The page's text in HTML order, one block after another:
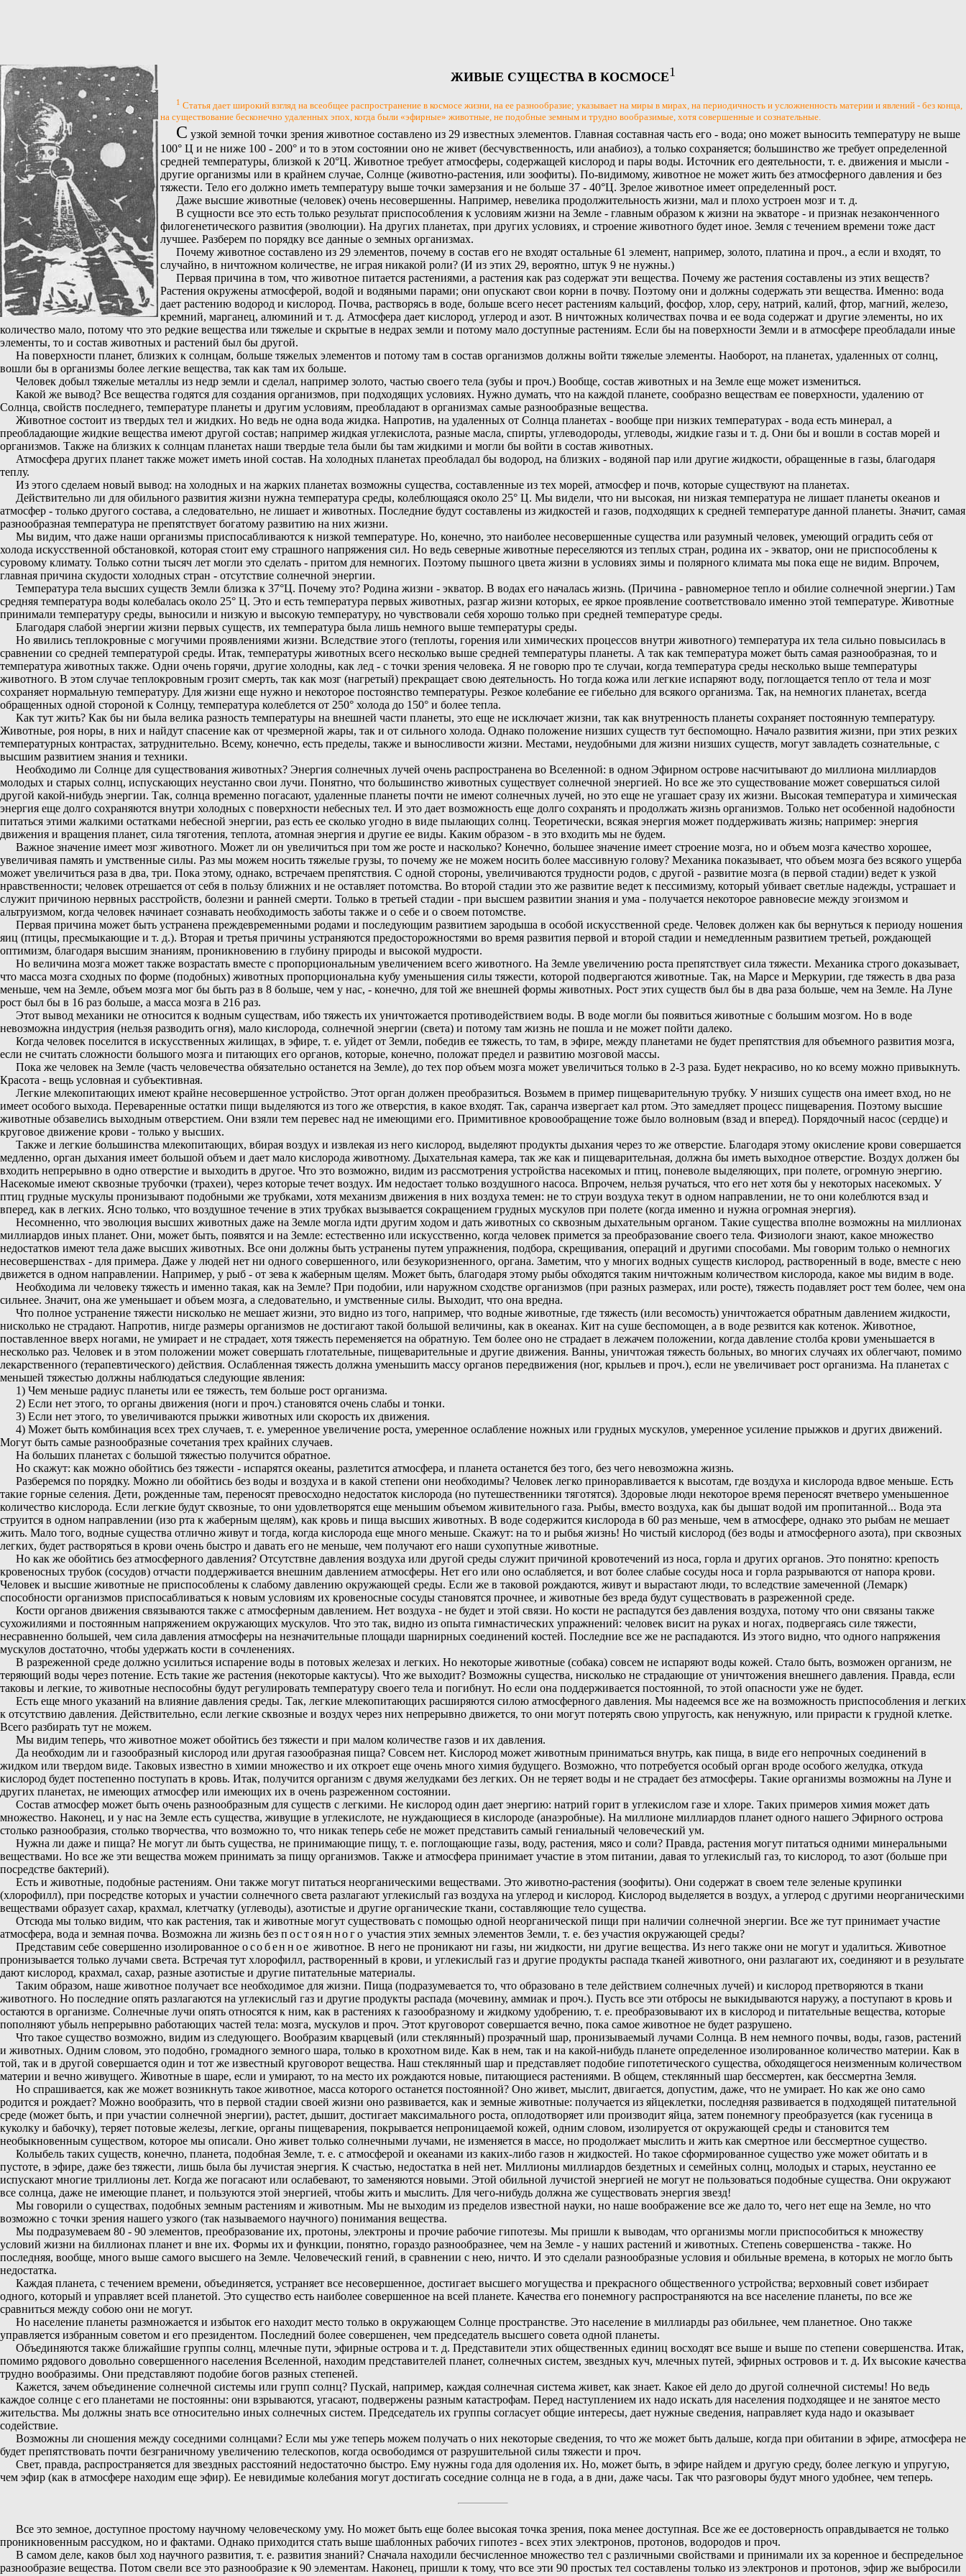
ЖИВЫЕ СУЩЕСТВА В КОСМОСЕ1
1 Статья дает широкий взгляд на всеобщее распространение в космосе жизни, на ее разнообразие; указывает на миры в мирах, на периодичность и усложненность материи и явлений - без конца,
на существование бесконечно удаленных эпох, когда были «эфирные» животные, не подобные земным и трудно вообразимые, хотя совершенные и сознательные.
С узкой земной точки зрения животное составлено из 29 известных элементов. Главная составная часть его - вода; оно может выносить температуру не выше
100° Ц и не ниже 100 - 200° и то в этом состоянии оно не живет (бесчувственность, или анабиоз), а только сохраняется; большинство же требует определенной
средней температуры, близкой к 20°Ц. Животное требует атмосферы, содержащей кислород и пары воды. Источник его деятельности, т. е. движения и мысли -
другие организмы или в крайнем случае, Солнце (животно-растения, или зоофиты). По-видимому, животное не может жить без атмосферного давления и без
тяжести. Тело его должно иметь температуру выше точки замерзания и не больше 37 - 40°Ц. Зрелое животное имеет определенный рост.
Даже высшие животные (человек) очень несовершенны. Например, невелика продолжительность жизни, мал и плохо устроен мозг и т. д.
В сущности все это есть только результат приспособления к условиям жизни на Земле - главным образом к жизни на экваторе - и признак незаконченного
филогенетического развития (эволюции). На других планетах, при других условиях, и строение животного будет иное. Земля с течением времени тоже даст
лучшее. Разберем по порядку все данные о земных организмах.
Почему животное составлено из 29 элементов, почему в состав его не входят остальные 61 элемент, например, золото, платина и проч., а если и входят, то
случайно, в ничтожном количестве, не играя никакой роли? (И из этих 29, вероятно, штук 9 не нужны.)
Первая причина в том, что животное питается растениями, а растения как раз содержат эти вещества. Почему же растения составлены из этих веществ?
Растения окружены атмосферой, водой и водяными парами; они опускают свои корни в почву. Поэтому они и должны содержать эти вещества. Именно: вода
дает растению водород и кислород. Почва, растворясь в воде, больше всего несет растениям кальций, фосфор, хлор, серу, натрий, калий, фтор, магний, железо,
кремний, марганец, алюминий и т. д. Атмосфера дает кислород, углерод и азот. В ничтожных количествах почва и ее вода содержат и другие элементы, но их
количество мало, потому что это редкие вещества или тяжелые и скрытые в недрах земли и потому мало доступные растениям. Если бы на поверхности Земли и в атмосфере преобладали иные
элементы, то и состав животных и растений был бы другой.
На поверхности планет, близких к солнцам, больше тяжелых элементов и потому там в состав организмов должны войти тяжелые элементы. Наоборот, на планетах, удаленных от солнц,
вошли бы в организмы более легкие вещества, так как там их больше.
Человек добыл тяжелые металлы из недр земли и сделал, например золото, частью своего тела (зубы и проч.) Вообще, состав животных и на Земле еще может измениться.
Какой же вывод? Все вещества годятся для создания организмов, при подходящих условиях. Нужно думать, что на каждой планете, сообразно веществам ее поверхности, удалению от
Солнца, свойств последнего, температуре планеты и другим условиям, преобладают в организмах самые разнообразные вещества.
Животное состоит из твердых тел и жидких. Но ведь не одна вода жидка. Напротив, на удаленных от Солнца планетах - вообще при низких температурах - вода есть минерал, а
преобладающие жидкие вещества имеют другой состав; например жидкая углекислота, разные масла, спирты, углеводороды, углеводы, жидкие газы и т. д. Они бы и вошли в состав морей и
организмов. Также на близких к солнцам планетах наши твердые тела были бы там жидкими и могли бы войти в состав животных.
Атмосфера других планет также может иметь иной состав. На холодных планетах преобладал бы водород, на близких - водяной пар или другие жидкости, обращенные в газы, благодаря
теплу.
Из этого сделаем новый вывод: на холодных и на жарких планетах возможны существа, составленные из тех морей, атмосфер и почв, которые существуют на планетах.
Действительно ли для обильного развития жизни нужна температура среды, колеблющаяся около 25° Ц. Мы видели, что ни высокая, ни низкая температура не лишает планеты океанов и
атмосфер - только другого состава, а следовательно, не лишает и животных. Последние будут составлены из жидкостей и газов, подходящих к средней температуре данной планеты. Значит, самая
разнообразная температура не препятствует богатому развитию на них жизни.
Мы видим, что даже наши организмы приспосабливаются к низкой температуре. Но, конечно, это наиболее несовершенные существа или разумный человек, умеющий оградить себя от
холода искусственной обстановкой, которая стоит ему страшного напряжения сил. Но ведь северные животные переселяются из теплых стран, родина их - экватор, они не приспособлены к
суровому климату. Только сотни тысяч лет могли это сделать - притом для немногих. Поэтому пышного цвета жизни в условиях зимы и полярного климата мы пока еще не видим. Впрочем,
главная причина скудости холодных стран - отсутствие солнечной энергии.
Температура тела высших существ Земли близка к 37°Ц. Почему это? Родина жизни - экватор. В водах его началась жизнь. (Причина - равномерное тепло и обилие солнечной энергии.) Там
средняя температура воды колебалась около 25° Ц. Это и есть температура первых животных, разгар жизни которых, ее яркое проявление соответствовало именно этой температуре. Животные
принимали температуру среды, выносили и низкую и высокую температуру, но чувствовали себя хорошо только при средней температуре среды.
Благодаря слабой энергии жизни первых существ, их температура была лишь немного выше температуры среды.
Но явились теплокровные с могучими проявлениями жизни. Вследствие этого (теплоты, горения или химических процессов внутри животного) температура их тела сильно повысилась в
сравнении со средней температурой среды. Итак, температуры животных всего несколько выше средней температуры планеты. А так как температура может быть самая разнообразная, то и
температура животных также. Одни очень горячи, другие холодны, как лед - с точки зрения человека. Я не говорю про те случаи, когда температура среды несколько выше температуры
животного. В этом случае теплокровным грозит смерть, так как мозг (нагретый) прекращает свою деятельность. Но тогда кожа или легкие испаряют воду, поглощается тепло от тела и мозг
сохраняет нормальную температуру. Для жизни еще нужно и некоторое постоянство температуры. Резкое колебание ее гибельно для всякого организма. Так, на немногих планетах, всегда
обращенных одной стороной к Солнцу, температура колеблется от 250° холода до 150° и более тепла.
Как тут жить? Как бы ни была велика разность температуры на внешней части планеты, это еще не исключает жизни, так как внутренность планеты сохраняет постоянную температуру.
Животные, роя норы, в них и найдут спасение как от чрезмерной жары, так и от сильного холода. Однако положение низших существ тут беспомощно. Начало развития жизни, при этих резких
температурных контрастах, затруднительно. Всему, конечно, есть пределы, также и выносливости жизни. Местами, неудобными для жизни низших существ, могут завладеть сознательные, с
высшим развитием знания и техники.
Необходимо ли Солнце для существования животных? Энергия солнечных лучей очень распространена во Вселенной: в одном Эфирном острове насчитывают до миллиона миллиардов
молодых и старых солнц, испускающих неустанно свои лучи. Понятно, что большинство животных существует солнечной энергией. Но все же это существование может совершаться силой
другой какой-нибудь энергии. Так, солнца временно погасают, удаленные планеты почти не имеют солнечных лучей, но это еще не угашает сразу их жизни. Высокая температура и химическая
энергия еще долго сохраняются внутри холодных с поверхности небесных тел. И это дает возможность еще долго сохранять и продолжать жизнь организмов. Только нет особенной надобности
питаться этими жалкими остатками небесной энергии, раз есть ее сколько угодно в виде пылающих солнц. Теоретически, всякая энергия может поддерживать жизнь; например: энергия
движения и вращения планет, сила тяготения, теплота, атомная энергия и другие ее виды. Каким образом - в это входить мы не будем.
Важное значение имеет мозг животного. Может ли он увеличиться при том же росте и насколько? Конечно, большее значение имеет строение мозга, но и объем мозга качество хорошее,
увеличивая память и умственные силы. Раз мы можем носить тяжелые грузы, то почему же не можем носить более массивную голову? Механика показывает, что объем мозга без всякого ущерба
может увеличиться раза в два, три. Пока этому, однако, встречаем препятствия. С одной стороны, увеличиваются трудности родов, с другой - развитие мозга (в первой стадии) ведет к узкой
нравственности; человек отрешается от себя в пользу ближних и не оставляет потомства. Во второй стадии это же развитие ведет к пессимизму, который убивает светлые надежды, устрашает и
служит причиною нервных расстройств, болезни и ранней смерти. Только в третьей стадии - при высшем развитии знания и ума - получается некоторое равновесие между эгоизмом и
альтруизмом, когда человек начинает сознавать необходимость заботы также и о себе и о своем потомстве.
Первая причина может быть устранена преждевременными родами и последующим развитием зародыша в особой искусственной среде. Человек должен как бы вернуться к периоду ношения
яиц (птицы, пресмыкающие и т. д.). Вторая и третья причины устраняются предосторожностями во время развития первой и второй стадии и немедленным развитием третьей, рождающей
оптимизм, благодаря высшим знаниям, проникновению в глубину природы и высокой мудрости.
Но величина мозга может также возрастать вместе с пропорциональным увеличением всего животного. На Земле увеличению роста препятствует сила тяжести. Механика строго доказывает,
что масса мозга сходных по форме (подобных) животных пропорциональна кубу уменьшения силы тяжести, которой подвергаются животные. Так, на Марсе и Меркурии, где тяжесть в два раза
меньше, чем на Земле, объем мозга мог бы быть раз в 8 больше, чем у нас, - конечно, для той же внешней формы животных. Рост этих существ был бы в два раза больше, чем на Земле. На Луне
рост был бы в 16 раз больше, а масса мозга в 216 раз.
Этот вывод механики не относится к водным существам, ибо тяжесть их уничтожается противодействием воды. В воде могли бы появиться животные с большим мозгом. Но в воде
невозможна индустрия (нельзя разводить огня), мало кислорода, солнечной энергии (света) и потому там жизнь не пошла и не может пойти далеко.
Когда человек поселится в искусственных жилищах, в эфире, т. е. уйдет от Земли, победив ее тяжесть, то там, в эфире, между планетами не будет препятствия для объемного развития мозга,
если не считать сложности большого мозга и питающих его органов, которые, конечно, положат предел и развитию мозговой массы.
Пока же человек на Земле (часть человечества обязательно останется на Земле), до тех пор объем мозга может увеличиться только в 2-3 раза. Будет некрасиво, но ко всему можно привыкнуть.
Красота - вещь условная и субъективная.
Легкие млекопитающих имеют крайне несовершенное устройство. Этот орган должен преобразиться. Возьмем в пример пищеварительную трубку. У низших существ она имеет вход, но не
имеет особого выхода. Переваренные остатки пищи выделяются из того же отверстия, в какое входят. Так, саранча извергает кал ртом. Это замедляет процесс пищеварения. Поэтому высшие
животные обзавелись выходным отверстием. Они взяли тем перевес над не имеющими его. Примитивное кровообращение тоже было волновым (взад и вперед). Порядочный насос (сердце) и
круговое движение крови - только у высших.
Также и легкие большинства млекопитающих, вбирая воздух и извлекая из него кислород, выделяют продукты дыхания через то же отверстие. Благодаря этому окисление крови совершается
медленно, орган дыхания имеет большой объем и дает мало кислорода животному. Дыхательная камера, так же как и пищеварительная, должна бы иметь выходное отверстие. Воздух должен бы
входить непрерывно в одно отверстие и выходить в другое. Что это возможно, видим из рассмотрения устройства насекомых и птиц, поневоле выделяющих, при полете, огромную энергию.
Насекомые имеют сквозные трубочки (трахеи), через которые течет воздух. Им недостает только воздушного насоса. Впрочем, нельзя ручаться, что его нет хотя бы у некоторых насекомых. У
птиц грудные мускулы пронизывают подобными же трубками, хотя механизм движения в них воздуха темен: не то струи воздуха текут в одном направлении, не то они колеблются взад и
вперед, как в легких. Ясно только, что воздушное течение в этих трубках вызывается сокращением грудных мускулов при полете (когда именно и нужна огромная энергия).
Несомненно, что эволюция высших животных даже на Земле могла идти другим ходом и дать животных со сквозным дыхательным органом. Такие существа вполне возможны на миллионах
миллиардов иных планет. Они, может быть, появятся и на Земле: естественно или искусственно, когда человек примется за преобразование своего тела. Физиологи знают, какое множество
недостатков имеют тела даже высших животных. Все они должны быть устранены путем упражнения, подбора, скрещивания, операций и другими способами. Мы говорим только о немногих
несовершенствах - для примера. Даже у людей нет ни одного совершенного, или безукоризненного, органа. Заметим, что у многих водных существ кислород, растворенный в воде, вместе с нею
движется в одном направлении. Например, у рыб - от зева к жаберным щелям. Может быть, благодаря этому рыбы обходятся таким ничтожным количеством кислорода, какое мы видим в воде.
Необходима ли человеку тяжесть и именно такая, как на Земле? При подобии, или наружном сходстве организмов (при разных размерах, или росте), тяжесть подавляет рост тем более, чем она
сильнее. Значит, она же уменьшает и объем мозга, а следовательно, и умственные силы. Выходит, что она вредна.
Что полное устранение тяжести нисколько не мешает жизни, это видно из того, например, что водные животные, где тяжесть (или весомость) уничтожается обратным давлением жидкости,
нисколько не страдают. Напротив, нигде размеры организмов не достигают такой большой величины, как в океанах. Кит на суше беспомощен, а в воде резвится как котенок. Животное,
поставленное вверх ногами, не умирает и не страдает, хотя тяжесть переменяется на обратную. Тем более оно не страдает в лежачем положении, когда давление столба крови уменьшается в
несколько раз. Человек и в этом положении может совершать глотательные, пищеварительные и другие движения. Ванны, уничтожая тяжесть больных, во многих случаях их облегчают, помимо
лекарственного (терапевтического) действия. Ослабленная тяжесть должна уменьшить массу органов передвижения (ног, крыльев и проч.), если не увеличивает рост организма. На планетах с
меньшей тяжестью должны наблюдаться следующие явления:
1) Чем меньше радиус планеты или ее тяжесть, тем больше рост организма.
2) Если нет этого, то органы движения (ноги и проч.) становятся очень слабы и тонки.
3) Если нет этого, то увеличиваются прыжки животных или скорость их движения.
4) Может быть комбинация всех трех случаев, т. е. умеренное увеличение роста, умеренное ослабление ножных или грудных мускулов, умеренное усиление прыжков и других движений.
Могут быть самые разнообразные сочетания трех крайних случаев.
На больших планетах с большой тяжестью получится обратное.
Но скажут: как можно обойтись без тяжести - испарятся океаны, разлетится атмосфера, и планета останется без того, без чего невозможна жизнь.
Разберемся по порядку. Можно ли обойтись без воды и воздуха и в какой степени они необходимы? Человек легко приноравливается к высотам, где воздуха и кислорода вдвое меньше. Есть
такие горные селения. Дети, рожденные там, переносят превосходно недостаток кислорода (но путешественники тяготятся). Здоровые люди некоторое время переносят вчетверо уменьшенное
количество кислорода. Если легкие будут сквозные, то они удовлетворятся еще меньшим объемом живительного газа. Рыбы, вместо воздуха, как бы дышат водой им пропитанной... Вода эта
струится в одном направлении (изо рта к жаберным щелям), как кровь и пища высших животных. В воде содержится кислорода в 60 раз меньше, чем в атмосфере, однако это рыбам не мешает
жить. Мало того, водные существа отлично живут и тогда, когда кислорода еще много меньше. Скажут: на то и рыбья жизнь! Но чистый кислород (без воды и атмосферного азота), при сквозных
легких, будет растворяться в крови очень быстро и давать его не меньше, чем получают его наши сухопутные животные.
Но как же обойтись без атмосферного давления? Отсутствне давления воздуха или другой среды служит причиной кровотечений из носа, горла и других органов. Это понятно: крепость
кровеносных трубок (сосудов) отчасти поддерживается внешним давлением атмосферы. Нет его или оно ослабляется, и вот более слабые сосуды носа и горла разрываются от напора крови.
Человек и высшие животные не приспособлены к слабому давлению окружающей среды. Если же в таковой рождаются, живут и вырастают люди, то вследствие замеченной (Лемарк)
способности организмов приспосабливаться к новым условиям их кровеносные сосуды становятся прочнее, и животные без вреда будут существовать в разреженной среде.
Кости органов движения связываются также с атмосферным давлением. Нет воздуха - не будет и этой связи. Но кости не распадутся без давления воздуха, потому что они связаны также
сухожилиями и постоянным напряжением окружающих мускулов. Что это так, видно из опыта гимнастических упражнений: человек висит на руках и ногах, подвергаясь силе тяжести,
несравненно большей, чем сила давления атмосферы на незначительные площади шарнирных соединений костей. Последние все же не распадаются. Из этого видно, что одного напряжения
мускулов достаточно, чтобы удержать кости в сочленениях.
В разреженной среде должно усилиться испарение воды в потовых железах и легких. Но некоторые животные (собака) совсем не испаряют воды кожей. Стало быть, возможен организм, не
теряющий воды через потение. Есть такие же растения (некоторые кактусы). Что же выходит? Возможны существа, нисколько не страдающие от уничтожения внешнего давления. Правда, если
таковы и легкие, то животные неспособны будут регулировать температуру своего тела и погибнут. Но если она поддерживается постоянной, то этой опасности уже не будет.
Есть еще много указаний на влияние давления среды. Так, легкие млекопитающих расширяются силою атмосферного давления. Мы надеемся все же на возможность приспособления и легких
к отсутствию давления. Действительно, если легкие сквозные и воздух через них непрерывно движется, то они могут потерять свою упругость, как ненужную, или прирасти к грудной клетке.
Всего разбирать тут не можем.
Мы видим теперь, что животное может обойтись без тяжести и при малом количестве газов и их давления.
Да необходим ли и газообразный кислород или другая газообразная пища? Совсем нет. Кислород может животным приниматься внутрь, как пища, в виде его непрочных соединений в
жидком или твердом виде. Таковых известно в химии множество и их откроет еще очень много химия будущего. Возможно, что потребуется особый орган вроде особого желудка, откуда
кислород будет постепенно поступать в кровь. Итак, получится организм с двумя желудками без легких. Он не теряет воды и не страдает без атмосферы. Такие организмы возможны на Луне и
других планетах, не имеющих атмосфер или имеющих их в очень разреженном состоянии.
Состав атмосфер может быть очень разнообразным для существ с легкими. Не кислород один дает энергию: натрий горит в углекислом газе и хлоре. Таких примеров химия может дать
множество. Наконец, и у нас на Земле есть существа, живущие в углекислоте, не нуждающиеся в кислороде (анаэробные). На миллионе миллиардов планет одного нашего Эфирного острова
столько разнообразия, столько творчества, что возможно то, что никак теперь себе не может представить самый гениальный человеческий ум.
Нужна ли даже и пища? Не могут ли быть существа, не принимающие пищу, т. е. поглощающие газы, воду, растения, мясо и соли? Правда, растения могут питаться одними минеральными
веществами. Но все же эти вещества можем принимать за пищу организмов. Также и атмосфера принимает участие в этом питании, давая то углекислый газ, то кислород, то азот (больше при
посредстве бактерий).
Есть и животные, подобные растениям. Они также могут питаться неорганическими веществами. Это животно-растения (зоофиты). Они содержат в своем теле зеленые крупинки
(хлорофилл), при посредстве которых и участии солнечного света разлагают углекислый газ воздуха на углерод и кислород. Кислород выделяется в воздух, а углерод с другими неорганическими
веществами образует сахар, крахмал, клетчатку (углеводы), азотистые и другие органические ткани, составляющие тело существа.
Отсюда мы только видим, что как растения, так и животные могут существовать с помощью одной неорганической пищи при наличии солнечной энергии. Все же тут принимает участие
атмосфера, вода и земная почва. Возможна ли жизнь без постоянного участия этих земных элементов Земли, т. е. без участия окружающей среды?
Представим себе совершенно изолированное особенное животное. В него не проникают ни газы, ни жидкости, ни другие вещества. Из него также они не могут и удалиться. Животное
пронизывается только лучами света. Встречая тут хлорофилл, растворенный в крови, и углекислый газ и другие продукты распада тканей животного, они разлагают их, соединяют и в результате
дают кислород, крахмал, сахар, разные азотистые и другие питательные материалы.
Таким образом, наше животное получает все необходимое для жизни. Пища (подразумевается то, что образовано в теле действием солнечных лучей) и кислород претворяются в ткани
животного. Но последние опять разлагаются на углекислый газ и другие продукты распада (мочевину, аммиак и проч.). Пусть все эти отбросы не выкидываются наружу, а поступают в кровь и
остаются в организме. Солнечные лучи опять относятся к ним, как в растениях к газообразному и жидкому удобрению, т. е. преобразовывают их в кислород и питательные вещества, которые
пополняют убыль непрерывно работающих частей тела: мозга, мускулов и проч. Этот круговорот совершается вечно, пока самое животное не будет разрушено.
Что такое существо возможно, видим из следующего. Вообразим кварцевый (или стеклянный) прозрачный шар, пронизываемый лучами Солнца. В нем немного почвы, воды, газов, растений
и животных. Одним словом, это подобно, громадного земного шара, только в крохотном виде. Как в нем, так и на какой-нибудь планете определенное изолированное количество материи. Как в
той, так и в другой совершается один и тот же известный круговорот вещества. Наш стеклянный шар и представляет подобие гипотетического существа, обходящегося неизменным количеством
материи и вечно живущего. Животные в шаре, если и умирают, то на место их рождаются новые, питающиеся растениями. В общем, стеклянный шар бессмертен, как бессмертна Земля.
Но спрашивается, как же может возникнуть такое животное, масса которого останется постоянной? Оно живет, мыслит, двигается, допустим, даже, что не умирает. Но как же оно само
родится и рождает? Можно вообразить, что в первой стадии своей жизни оно развивается, как и земные животные: получается из яйцеклетки, последняя развивается в подходящей питательной
среде (может быть, и при участии солнечной энергии), растет, дышит, достигает максимального роста, оплодотворяет или производит яйца, затем понемногу преобразуется (как гусеница в
куколку и бабочку), теряет потовые железы, легкие, органы пищеварения, покрывается непроницаемой кожей, одним словом, изолируется от окружающей среды и становится тем
необыкновенным существом, которое мы описали. Оно живет только солнечными лучами, не изменяется в массе, но продолжает мыслить и жить как смертное или бессмертное существо.
Колыбель таких существ, конечно, планета, подобная Земле, т. е. с атмосферой и океанами из каких-либо газов н жидкостей. Но такое сформированное существо уже может обитать и в
пустоте, в эфире, даже без тяжести, лишь была бы лучистая энергия. К счастью, недостатка в ней нет. Миллионы миллиардов бездетных и семейных солнц, молодых и старых, неустанно ее
испускают многие триллионы лет. Когда же погасают или ослабевают, то заменяются новыми. Этой обильной лучистой энергией не могут не пользоваться подобные существа. Они окружают
все солнца, даже не имеющие планет, и пользуются этой энергией, чтобы жить и мыслить. Для чего-нибудь должна же существовать энергия звезд!
Мы говорили о существах, подобных земным растениям и животным. Мы не выходим из пределов известной науки, но наше воображение все же дало то, чего нет еще на Земле, но что
возможно с точки зрения нашего узкого (так называемого научного) понимания вещества.
Мы подразумеваем 80 - 90 элементов, преобразование их, протоны, электроны и прочие рабочие гипотезы. Мы пришли к выводам, что организмы могли приспособиться к множеству
условий жизни на биллионах планет и вне их. Формы их и функции, понятно, гораздо разнообразнее, чем на Земле - у наших растений и животных. Степень совершенства - также. Но
последняя, вообще, много выше самого высшего на Земле. Человеческий гений, в сравнении с нею, ничто. И это сделали разнообразные условия и обильные времена, в которых не могло быть
недостатка.
Каждая планета, с течением времени, объединяется, устраняет все несовершенное, достигает высшего могущества и прекрасного общественного устройства; верховный совет избирает
одного, который и управляет всей планетой. Это существо есть наиболее совершенное на всей планете. Качества его понемногу распространяются на все население планеты, по все же
сравниться между собою они не могут.
Но население планеты размножается и избыток его находит место только в окружающем Солнце пространстве. Это население в миллиарды раз обильнее, чем планетное. Оно также
управляется избранным советом и его президентом. Последний более совершенен, чем председатель высшего совета одной планеты.
Объединяются также ближайшие группы солнц, млечные пути, эфирные острова и т. д. Представители этих общественных единиц восходят все выше и выше по степени совершенства. Итак,
помимо рядового довольно совершенного населения Вселенной, находим представителей планет, солнечных систем, звездных куч, млечных путей, эфирных островов и т. д. Их высокие качества
трудно вообразимы. Они представляют подобие богов разных степеней.
Кажется, зачем объединение солнечной системы или групп солнц? Пускай, например, каждая солнечная система живет, как знает. Какое ей дело до другой солнечной системы! Но ведь
каждое солнце с его планетами не постоянны: они взрываются, угасают, подвержены разным катастрофам. Перед наступлением их надо искать для населения подходящее и не занятое место
жительства. Мы должны знать все относительно иных солнечных систем. Председатель их группы согласует общие интересы, дает нужные сведения, направляет куда надо и оказывает
содействие.
Возможны ли сношения между соседними солнцами? Если мы уже теперь можем получать о них некоторые сведения, то что же может быть дальше, когда при обитании в эфире, атмосфера не
будет препятствовать почти безграничному увеличению телескопов, когда освободимся от разрушительной силы тяжести и проч.
Свет, правда, распространяется для звездных расстояний недостаточно быстро. Ему нужны года для одоления их. Но, может быть, в эфире найдем и другую среду, более легкую и упругую,
чем эфир (как в атмосфере находим еще эфир). Ее невидимые колебания могут достигать соседние солнца не в года, а в дни, даже часы. Так что разговоры будут много удобнее, чем теперь.
Все это земное, доступное простому научному человеческому уму. Но может быть еще более высокая точка зрения, пока менее доступная. Все же ее достоверность оправдывается не только
проникновенным рассудком, но и фактами. Однако приходится стать выше шаблонных рабочих гипотез - всех этих электронов, протонов, водородов и проч.
В самом деле, каков был ход научного развития, т. е. развития знаний? Сначала находили бесчисленное множество тел с различными свойствами и принимали их за коренное и беспредельное
разнообразие вещества. Потом свели все это разнообразие к 90 элементам. Наконец, пришли к тому, что все эти 90 простых тел составлены только из электронов и протонов, эфир же выбросили